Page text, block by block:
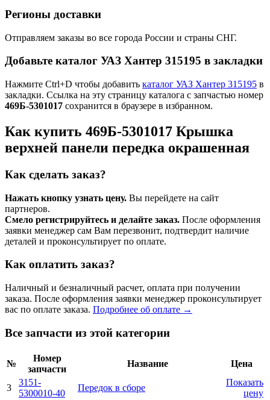
Регионы доставки
Отправляем заказы во все города России и страны СНГ.
Добавьте каталог УАЗ Хантер 315195 в закладки
Нажмите Ctrl+D чтобы добавить каталог УАЗ Хантер 315195 в
закладки. Ссылка на эту страницу каталога с запчастью номер
469Б-5301017 сохранится в браузере в избранном.
Как купить 469Б-5301017 Крышка
верхней панели передка окрашенная
Как сделать заказ?
Нажать кнопку узнать цену. Вы перейдете на сайт
партнеров.
Смело регистрируйтесь и делайте заказ. После оформления
заявки менеджер сам Вам перезвонит, подтвердит наличие
деталей и проконсультирует по оплате.
Как оплатить заказ?
Наличный и безналичный расчет, оплата при получении
заказа. После оформления заявки менеджер проконсультирует
вас по оплате заказа. Подробнее об оплате →
Все запчасти из этой категории
№
Номер
запчасти
Название Цена
3
3151-
5300010-40
Передок в сборе
Показать
цену